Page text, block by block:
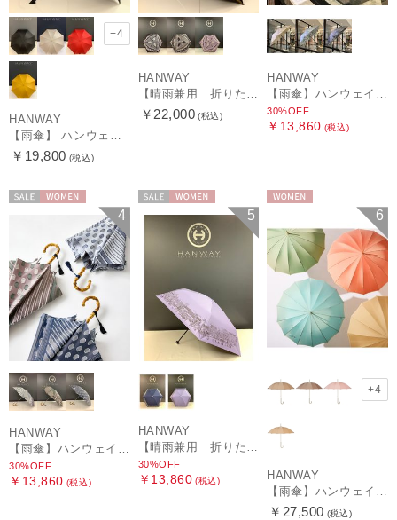
+4
HANWAY
【雨傘】 ハンウェイ （HANWAY） Couturier クチュリエ 長傘 日本製
￥19,800 (税込)
HANWAY
￥22,000 (税込)
HANWAY
30%OFF
￥13,860 (税込)
4
HANWAY
【雨傘】ハンウェイ (HANWAY) Pカットジャカード Dot & Stripe mix CJ ドット・アンド・ストライプ・シー・ジェー ショート長傘 日本製
30%OFF
￥13,860 (税込)
5
HANWAY
30%OFF
￥13,860 (税込)
6
+4
HANWAY
￥27,500 (税込)